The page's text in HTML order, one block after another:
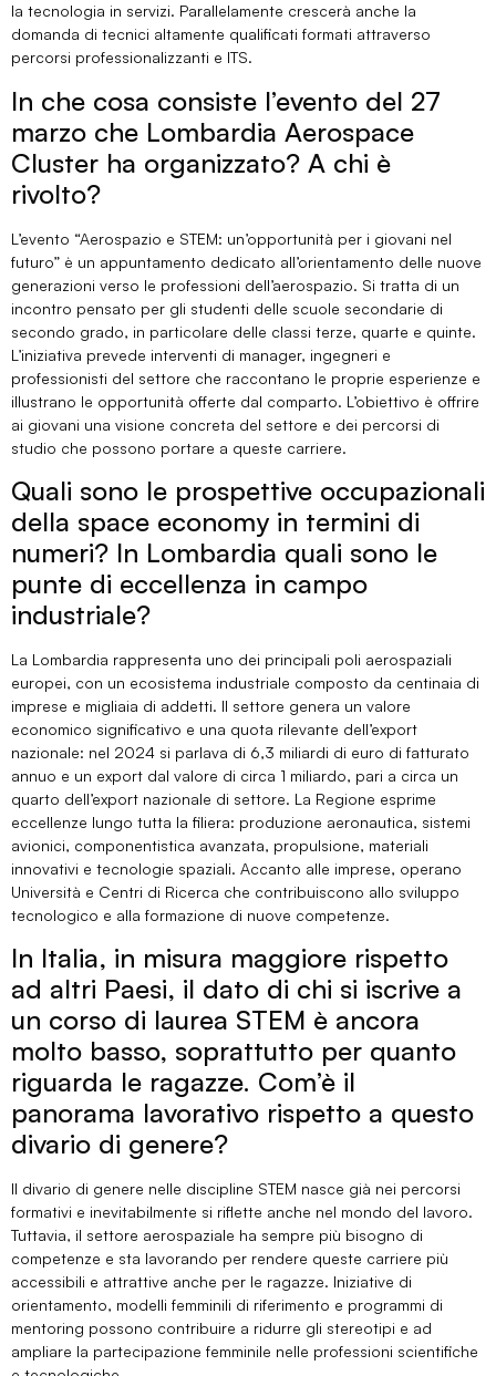
la tecnologia in servizi. Parallelamente crescerà anche la
domanda di tecnici altamente qualificati formati attraverso
percorsi professionalizzanti e ITS.
In che cosa consiste l’evento del 27
marzo che Lombardia Aerospace
Cluster ha organizzato? A chi è
rivolto?
L’evento “Aerospazio e STEM: un’opportunità per i giovani nel
futuro” è un appuntamento dedicato all’orientamento delle nuove
generazioni verso le professioni dell’aerospazio. Si tratta di un
incontro pensato per gli studenti delle scuole secondarie di
secondo grado, in particolare delle classi terze, quarte e quinte.
L’iniziativa prevede interventi di manager, ingegneri e
professionisti del settore che raccontano le proprie esperienze e
illustrano le opportunità offerte dal comparto. L’obiettivo è offrire
ai giovani una visione concreta del settore e dei percorsi di
studio che possono portare a queste carriere.
Quali sono le prospettive occupazionali
della space economy in termini di
numeri? In Lombardia quali sono le
punte di eccellenza in campo
industriale?
La Lombardia rappresenta uno dei principali poli aerospaziali
europei, con un ecosistema industriale composto da centinaia di
imprese e migliaia di addetti. Il settore genera un valore
economico significativo e una quota rilevante dell’export
nazionale: nel 2024 si parlava di 6,3 miliardi di euro di fatturato
annuo e un export dal valore di circa 1 miliardo, pari a circa un
quarto dell’export nazionale di settore. La Regione esprime
eccellenze lungo tutta la filiera: produzione aeronautica, sistemi
avionici, componentistica avanzata, propulsione, materiali
innovativi e tecnologie spaziali. Accanto alle imprese, operano
Università e Centri di Ricerca che contribuiscono allo sviluppo
tecnologico e alla formazione di nuove competenze.
In Italia, in misura maggiore rispetto
ad altri Paesi, il dato di chi si iscrive a
un corso di laurea STEM è ancora
molto basso, soprattutto per quanto
riguarda le ragazze. Com’è il
panorama lavorativo rispetto a questo
divario di genere?
Il divario di genere nelle discipline STEM nasce già nei percorsi
formativi e inevitabilmente si riflette anche nel mondo del lavoro.
Tuttavia, il settore aerospaziale ha sempre più bisogno di
competenze e sta lavorando per rendere queste carriere più
accessibili e attrattive anche per le ragazze. Iniziative di
orientamento, modelli femminili di riferimento e programmi di
mentoring possono contribuire a ridurre gli stereotipi e ad
ampliare la partecipazione femminile nelle professioni scientifiche